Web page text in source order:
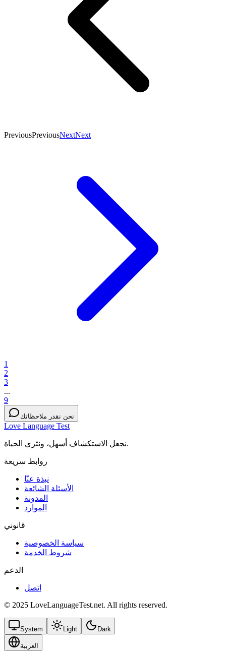
PreviousPreviousNextNext
1
2
3
...
9
نحن نقدر ملاحظاتك
Love Language Test
نجعل الاستكشاف أسهل، ونثري الحياة.
روابط سريعة
نبذة عنّا
الأسئلة الشائعة
المدونة
الموارد
قانوني
سياسة الخصوصية
شروط الخدمة
الدعم
اتصل
© 2025 LoveLanguageTest.net. All rights reserved.
System Light Dark
العربية